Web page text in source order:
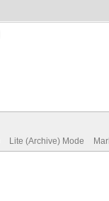
Lite (Archive) Mode